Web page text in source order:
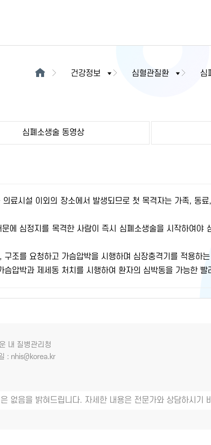
건강정보 심혈관질환 심
심폐소생술 동영상
료시설 이외의 장소에서 발생되므로 첫 목격자는 가족, 동
에 심정지를 목격한 사람이 즉시 심폐소생술을 시작하여야
조를 요청하고 가슴압박을 시행하며 심장충격기를 적용하
압박과 제세동 처치를 시행하여 환자의 심박동을 가능한 빨
내 질병관리청
: nhis@korea.kr
없음을 밝혀드립니다. 자세한 내용은 전문가와 상담하시기